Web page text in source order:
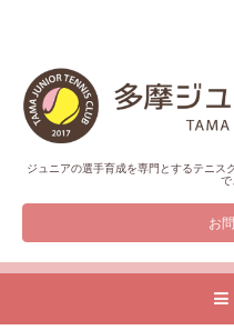
ジュニアの選手育成を専門とするテニス
で
お